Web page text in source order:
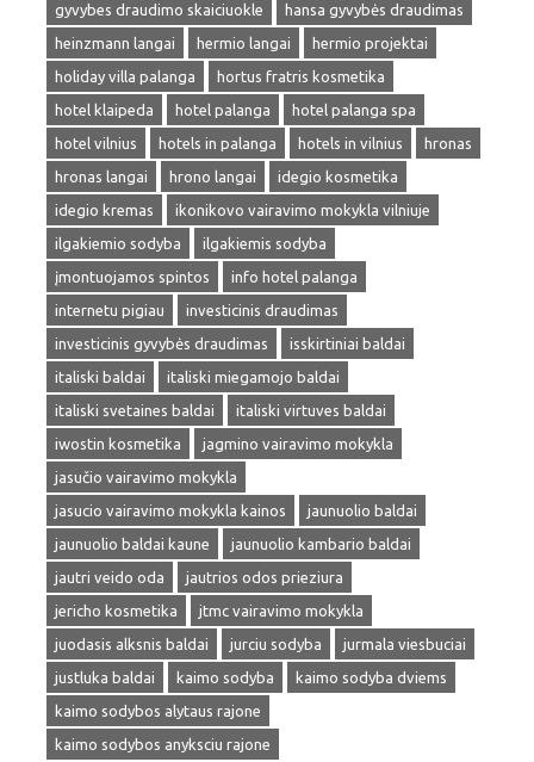
gyvybes draudimo skaiciuokle
hansa gyvybės draudimas
heinzmann langai
hermio langai
hermio projektai
holiday villa palanga
hortus fratris kosmetika
hotel klaipeda
hotel palanga
hotel palanga spa
hotel vilnius
hotels in palanga hotels in vilnius
hronas
hronas langai
hrono langai
idegio kosmetika
idegio kremas
ikonikovo vairavimo mokykla vilniuje
ilgakiemio sodyba
ilgakiemis sodyba
įmontuojamos spintos
info hotel palanga
internetu pigiau
investicinis draudimas
investicinis gyvybės draudimas
isskirtiniai baldai
italiski baldai
italiski miegamojo baldai
italiski svetaines baldai
italiski virtuves baldai
iwostin kosmetika
jagmino vairavimo mokykla
jasučio vairavimo mokykla
jasucio vairavimo mokykla kainos
jaunuolio baldai
jaunuolio baldai kaune
jaunuolio kambario baldai
jautri veido oda
jautrios odos prieziura
jericho kosmetika
jtmc vairavimo mokykla
juodasis alksnis baldai
jurciu sodyba
jurmala viesbuciai
justluka baldai
kaimo sodyba
kaimo sodyba dviems
kaimo sodybos alytaus rajone
kaimo sodybos anyksciu rajone